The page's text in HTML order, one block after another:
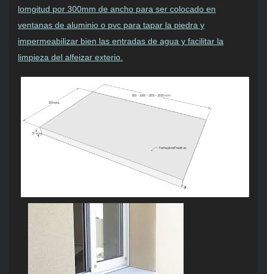
lomgitud por 300mm de ancho para ser colocado en
ventanas de aluminio o pvc para tapar la piedra y
impermeabilizar bien las entradas de agua y facilitar la
limpieza del alfeizar exterio.